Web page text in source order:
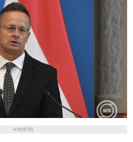
HIRDETÉS